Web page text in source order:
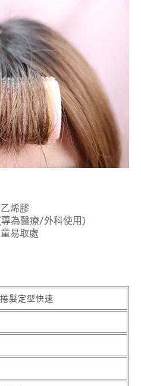
烯膠
醫療/外科使用)
易取處
髮定型快速